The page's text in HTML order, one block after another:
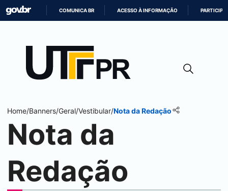
CONTEÚDO
COMUNICA BR ACESSO À INFORMAÇÃO PARTICIPE
Home/Banners/Geral/Vestibular/Nota da Redação
Nota da
Redação